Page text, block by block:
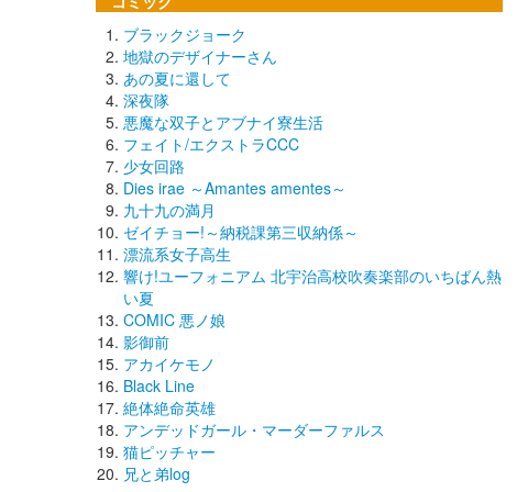
ブラックジョーク
地獄のデザイナーさん
あの夏に還して
深夜隊
悪魔な双子とアブナイ寮生活
フェイト/エクストラCCC
少女回路
Dies irae ～Amantes amentes～
九十九の満月
ゼイチョー!～納税課第三収納係～
漂流系女子高生
響け!ユーフォニアム 北宇治高校吹奏楽部のいちばん熱
い夏
COMIC 悪ノ娘
影御前
アカイケモノ
Black Line
絶体絶命英雄
アンデッドガール・マーダーファルス
猫ピッチャー
兄と弟log